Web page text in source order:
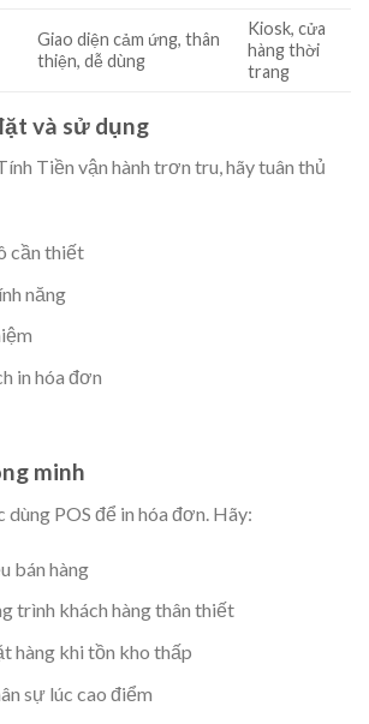
Giao diện cảm ứng, thân
thiện, dễ dùng
Kiosk, cửa
hàng thời
trang
và sử dụng
Tiền vận hành trơn tru, hãy tuân thủ
cần thiết
năng
in hóa đơn
minh
POS để in hóa đơn. Hãy:
bán hàng
trình khách hàng thân thiết
hàng khi tồn kho thấp
sự lúc cao điểm